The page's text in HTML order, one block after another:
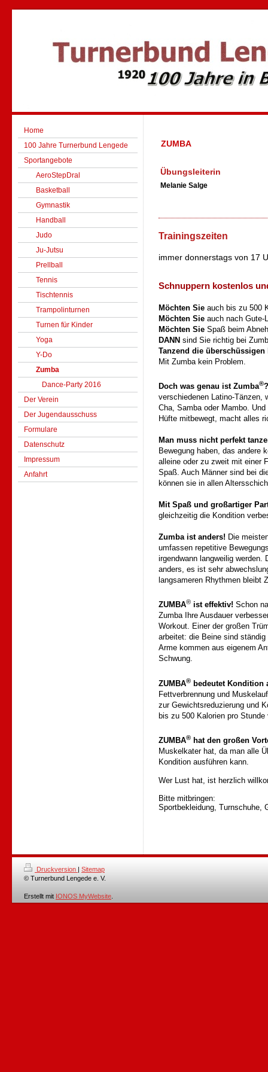
Home
100 Jahre Turnerbund Lengede
Sportangebote
AeroStepDral
Basketball
Gymnastik
Handball
Judo
Ju-Jutsu
Prellball
Tennis
Tischtennis
Trampolinturnen
Turnen für Kinder
Yoga
Y-Do
Zumba
Dance-Party 2016
Der Verein
Der Jugendausschuss
Formulare
Datenschutz
Impressum
Anfahrt
ZUMBA
Übungsleiterin
Melanie Salge
Trainingszeiten
immer donnerstags von 17
Schnuppern kostenlos
Möchten Sie auch bis zu 500
Möchten Sie auch nach Gute-
Möchten Sie Spaß beim
DANN sind Sie richtig bei
Tanzend die
Mit Zumba kein Problem.
Doch was genau ist Zumba®?
verschiedenen Latino-Tänzen,
Cha, Samba oder Mambo.
Hüfte mitbewegt, macht alles
Man muss nicht perfekt
Bewegung haben, das andere
alleine oder zu zweit mit einer
Spaß. Auch Männer sind bei
können sie in allen
Mit Spaß und großartiger
gleichzeitig die Kondition
Zumba ist anders! Die
umfassen repetitive
irgendwann langweilig
anders, es ist sehr
langsameren Rhythmen bleibt
ZUMBA® ist effektiv! Schon
Zumba Ihre Ausdauer
Workout. Einer der großen
arbeitet: die Beine sind
Arme kommen aus eigenem
Schwung.
ZUMBA® bedeutet Kondition
Fettverbrennung und
zur Gewichtsreduzierung und
bis zu 500 Kalorien pro Stunde
ZUMBA® hat den großen
Muskelkater hat, da man alle
Kondition ausführen kann.
Wer Lust hat, ist herzlich
Bitte mitbringen:
Sportbekleidung, Turnschuhe,
Druckversion | Sitemap
© Turnerbund Lengede e. V.
Erstellt mit IONOS MyWebsite